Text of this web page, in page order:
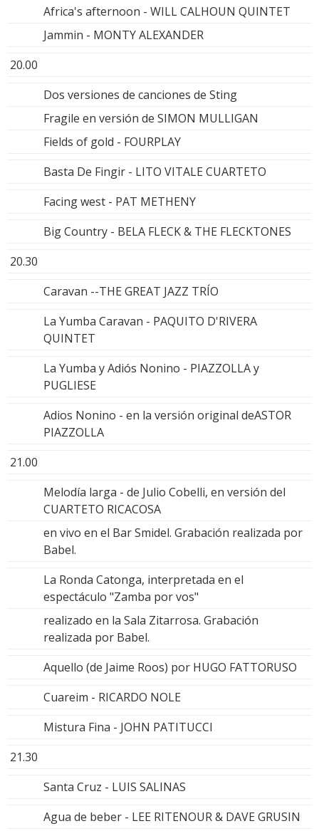
Africa's afternoon - WILL CALHOUN QUINTET
Jammin - MONTY ALEXANDER
20.00
Dos versiones de canciones de Sting
Fragile en versión de SIMON MULLIGAN
Fields of gold - FOURPLAY
Basta De Fingir - LITO VITALE CUARTETO
Facing west - PAT METHENY
Big Country - BELA FLECK & THE FLECKTONES
20.30
Caravan --THE GREAT JAZZ TRÍO
La Yumba Caravan - PAQUITO D'RIVERA
QUINTET
La Yumba y Adiós Nonino - PIAZZOLLA y
PUGLIESE
Adios Nonino - en la versión original deASTOR
PIAZZOLLA
21.00
Melodía larga - de Julio Cobelli, en versión del
CUARTETO RICACOSA
en vivo en el Bar Smidel. Grabación realizada por
Babel.
La Ronda Catonga, interpretada en el
espectáculo "Zamba por vos"
realizado en la Sala Zitarrosa. Grabación
realizada por Babel.
Aquello (de Jaime Roos) por HUGO FATTORUSO
Cuareim - RICARDO NOLE
Mistura Fina - JOHN PATITUCCI
21.30
Santa Cruz - LUIS SALINAS
Agua de beber - LEE RITENOUR & DAVE GRUSIN